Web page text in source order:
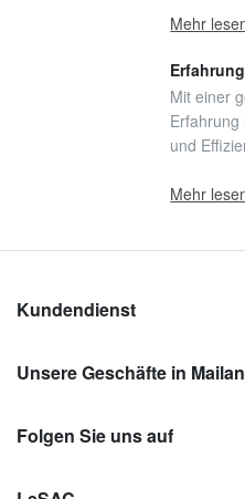
Mehr
Mit einer
und
Mehr
Kundendienst
Unsere Geschäfte in
Folgen Sie uns auf